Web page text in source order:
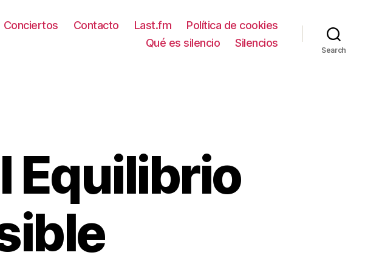
Conciertos Contacto Last.fm
Política de cookies
Qué es silencio
Silencios
Search
Equilibrio